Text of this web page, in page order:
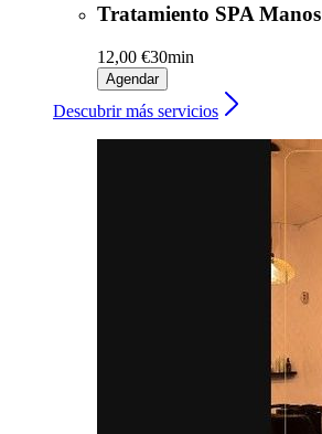
Tratamiento SPA Manos
12,00 €30min
Agendar
Descubrir más servicios